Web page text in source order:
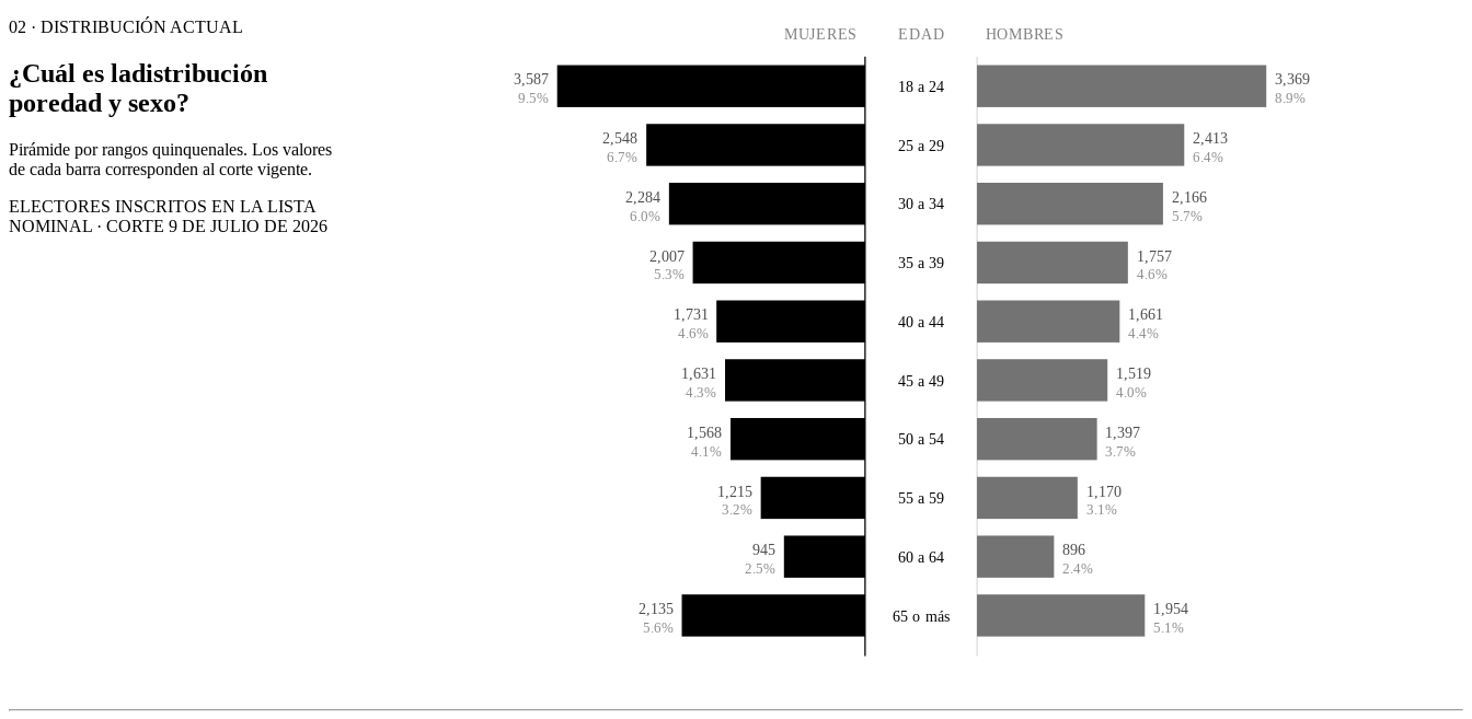
02 · DISTRIBUCIÓN ACTUAL
¿Cuál es ladistribución
poredad y sexo?
Pirámide por rangos quinquenales. Los valores
de cada barra corresponden al corte vigente.
ELECTORES INSCRITOS EN LA LISTA
NOMINAL · CORTE 9 DE JULIO DE 2026
MUJERES EDAD HOMBRES
3,587
9.5%
3,369
8.9%
18 a 24
2,548
6.7%
2,413
6.4%
25 a 29
2,284
6.0%
2,166
5.7%
30 a 34
2,007
5.3%
1,757
4.6%
35 a 39
1,731
4.6%
1,661
4.4%
40 a 44
1,631
4.3%
1,519
4.0%
45 a 49
1,568
4.1%
1,397
3.7%
50 a 54
1,215
3.2%
1,170
3.1%
55 a 59
945
2.5%
896
2.4%
60 a 64
2,135
5.6%
1,954
5.1%
65 o más